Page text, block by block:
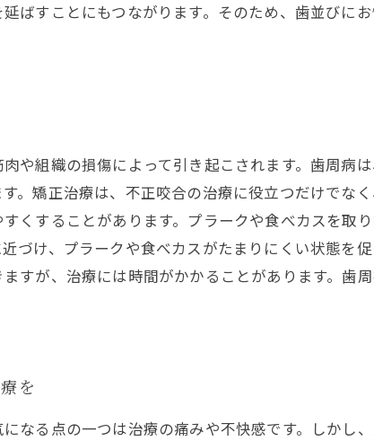
ばすことにもつながります。そのため、歯並びに
や組織の損傷によって引き起こされます。歯周病
。矯正治療は、不正咬合の治療に役立つだけでな
くすることがあります。プラークや食べカスを取
づけ、プラークや食べカスがたまりにくい状態を
すが、治療には時間がかかることがあります。歯
を
なる点の一つは治療の痛みや不快感です。しかし